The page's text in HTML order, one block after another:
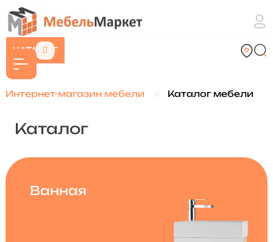
КАТАЛОГ
Интернет-магазин мебели Каталог мебели
Каталог
Ванная